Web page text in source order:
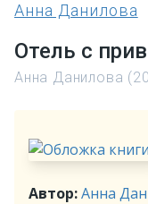
Анна Данилова
Отель с
Анна Данилова
Автор:Анна